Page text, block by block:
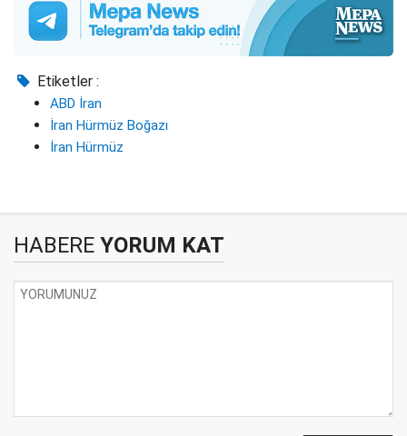
Etiketler :
ABD İran
İran Hürmüz Boğazı
İran Hürmüz
HABERE YORUM KAT